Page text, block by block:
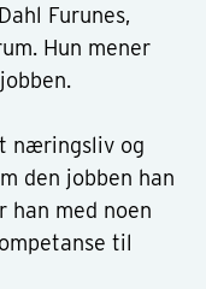
Furunes,
Hun mener
næringsliv og
den jobben han
han med noen
til